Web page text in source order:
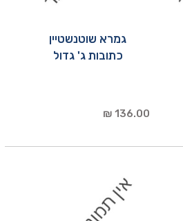
גמרא שוטנשטיין
כתובות ג' גדול
136.00 ₪